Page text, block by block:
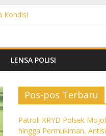
Kondisi
Gangguan Kamtibmas
Kamtibmas
LENSA POLISI
Pos-pos Terbaru
Patroli KRYD Polsek
hingga Permukiman,